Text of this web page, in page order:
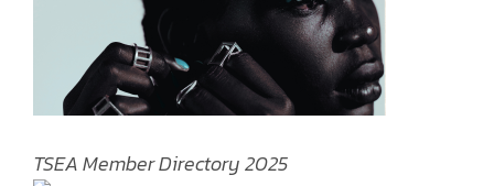
TSEA Member Directory 2025